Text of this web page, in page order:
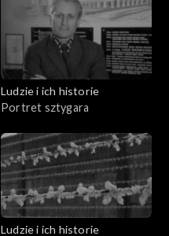
Ludzie i ich historie
Portret sztygara
Ludzie i ich historie